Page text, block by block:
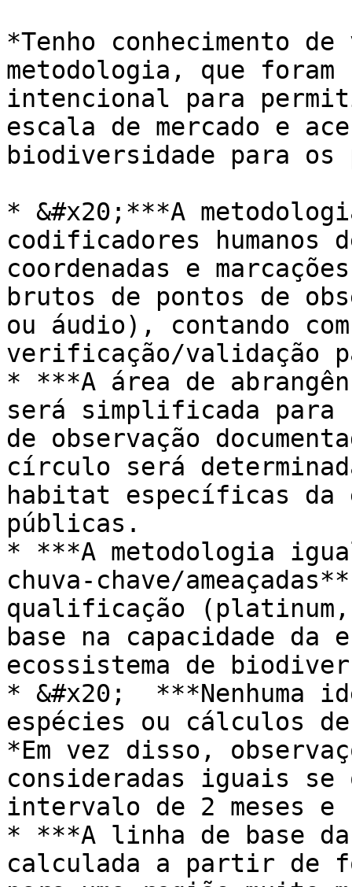
*Tenho conhecimento
metodologia, que
intencional para
escala de mercado e
biodiversidade para
* &#x20;***A
codificadores humanos
coordenadas e
brutos de pontos de
ou áudio), contando
verificação/validação
* ***A área de
será simplificada para
de observação
círculo será
habitat específicas da
públicas.
* ***A metodologia
chuva-chave/
qualificação
base na capacidade da
ecossistema de
* &#x20;  ***Nenhuma
espécies ou cálculos
*Em vez disso,
consideradas iguais se
intervalo de 2 meses e
* ***A linha de base
calculada a partir de